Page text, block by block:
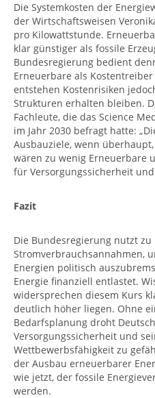
Die Systemkosten der
der Wirtschaftsweisen
pro Kilowattstunde.
klar günstiger als fossile
Bundesregierung bedient
Erneuerbare als
entstehen Kostenrisiken
Strukturen erhalten bleiben.
Fachleute, die das Science
im Jahr 2030 befragt hatte:
Ausbauziele, wenn
wären zu wenig Erneuerbare
für Versorgungssicherheit
Fazit
Die Bundesregierung nutzt zu
Stromverbrauchsannahmen,
Energien politisch
Energie finanziell entlastet.
widersprechen diesem Kurs
deutlich höher liegen. Ohne
Bedarfsplanung droht
Versorgungssicherheit und
Wettbewerbsfähigkeit zu
der Ausbau erneuerbarer
wie jetzt, der fossile
werden.